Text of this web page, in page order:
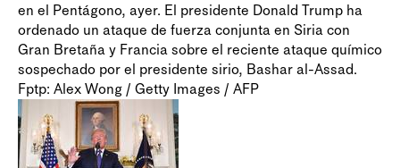
en el Pentágono, ayer. El presidente Donald Trump ha
ordenado un ataque de fuerza conjunta en Siria con
Gran Bretaña y Francia sobre el reciente ataque químico
sospechado por el presidente sirio, Bashar al-Assad.
Fptp: Alex Wong / Getty Images / AFP